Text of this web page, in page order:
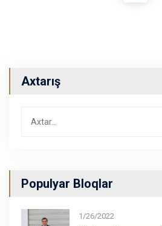
Axtarış
Populyar Bloqlar
1/26/2022